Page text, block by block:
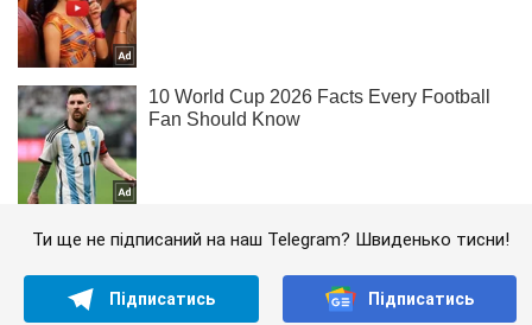
Ти ще не підписаний на наш Telegram? Швиденько тисни!
Підписатись Підписатись